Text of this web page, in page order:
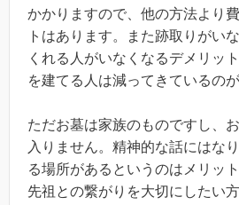
かかりますので、他の方法より
トはあります。また跡取りがい
くれる人がいなくなるデメリッ
を建てる人は減ってきているのが
ただお墓は家族のものですし、
入りません。精神的な話にはな
る場所があるというのはメリッ
先祖との繋がりを大切にしたい